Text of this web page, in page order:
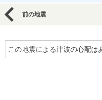
前の地震
この地震による津波の心配は